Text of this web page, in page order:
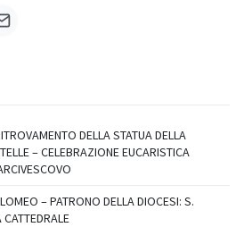
DELLA STATUA DELLA
– CELEBRAZIONE EUCARISTICA
– PATRONO DELLA DIOCESI: S.